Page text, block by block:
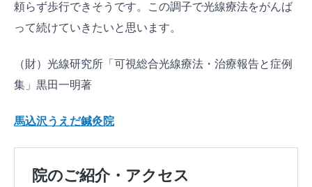
頼らず歩行できそうです。この調子で光線療法をがんば
って続けていきたいと思います。
（財）光線研究所「可視総合光線療法・治療報告と症例
集」黒田一明著
馬込沢うえだ鍼灸院